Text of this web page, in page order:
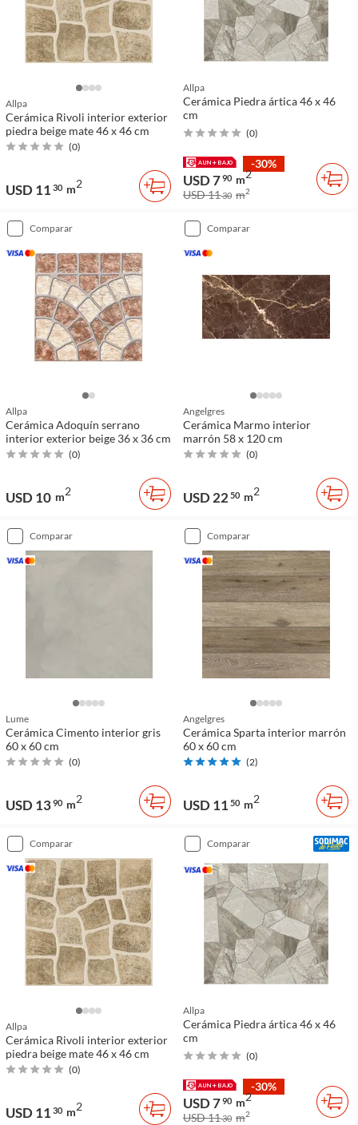
Allpa
Cerámica Rivoli interior exterior
piedra beige mate 46 x 46 cm
(0)
USD 11 30 m2
Allpa
Cerámica Piedra ártica 46 x 46
cm
(0)
-30%
USD 790 m2
USD 1130 m2
comparar
Allpa
Cerámica Adoquín serrano
interior exterior beige 36 x 36 cm
(0)
USD 10 m2
comparar
Angelgres
Cerámica Marmo interior
marrón 58 x 120 cm
(0)
USD 22 50 m2
comparar
Lume
Cerámica Cimento interior gris
60 x 60 cm
(0)
USD 1390 m2
comparar
Angelgres
Cerámica Sparta interior marrón
60 x 60 cm
(2)
USD 11 50 m2
comparar
Allpa
Cerámica Rivoli interior exterior
piedra beige mate 46 x 46 cm
(0)
USD 11 30 m2
comparar
Allpa
Cerámica Piedra ártica 46 x 46
cm
(0)
-30%
USD 790 m2
USD 1130 m2